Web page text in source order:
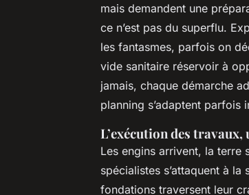
mais demandent une
ce n’est pas du superflu.
les fantasmes, parfois on
vide sanitaire réservoir à
jamais, chaque démarche
planning s’adaptent parfois
L’exécution des
Les engins arrivent, la terre
spécialistes s’attaquent à
fondations traversent leur